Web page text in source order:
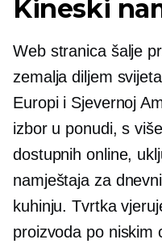
Kineski
Web stranica šalje
zemalja diljem
Europi i Sjevernoj
izbor u ponudi, s
dostupnih online,
namještaja za
kuhinju. Tvrtka
proizvoda po niskim